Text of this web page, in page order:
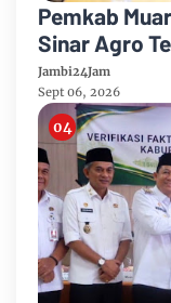
Pemkab
Sinar Agro
Sipin Teluk
Jambi24Jam
Sept 06, 2026